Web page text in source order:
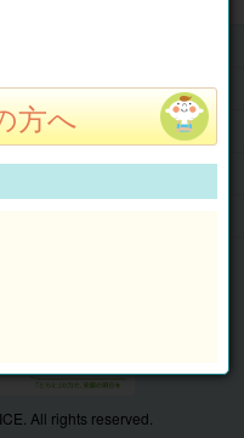
All rights reserved.
方へ